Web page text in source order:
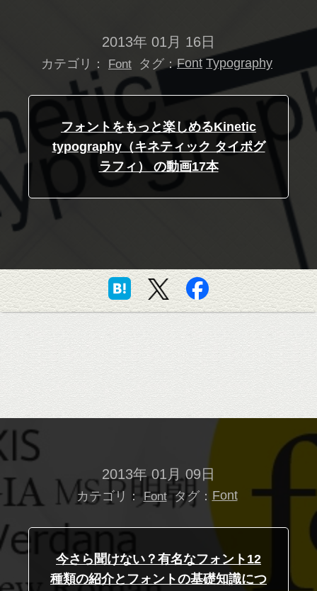
2013年 01月 16日
カテゴリ： Font タグ：Font Typography
フォントをもっと楽しめるKinetic
typography（キネティック タイポグ
ラフィ） の動画17本
2013年 01月 09日
カテゴリ： Font タグ： Font
今さら聞けない？有名なフォント12
種類の紹介とフォントの基礎知識につ